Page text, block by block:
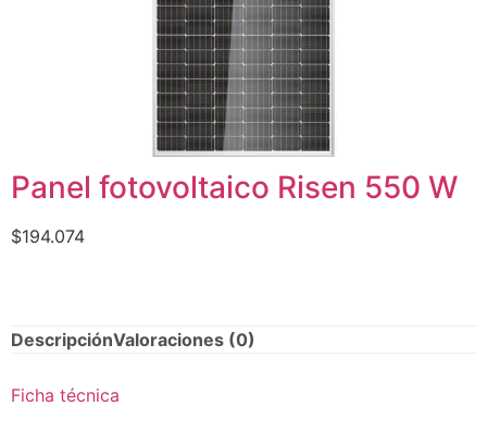
Panel fotovoltaico Risen 550 W
$194.074
DescripciónValoraciones (0)
Ficha técnica